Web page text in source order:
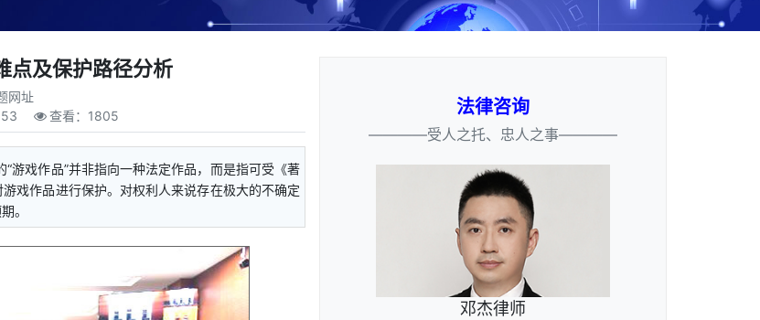
点及保护路径分析
网址
查看： 1805
游戏作品”并非指向一种法定作品，而是指可受《著
戏作品进行保护。对权利人来说存在极大的不确定
。
法律咨询
————受人之托、忠人之事————
邓杰律师